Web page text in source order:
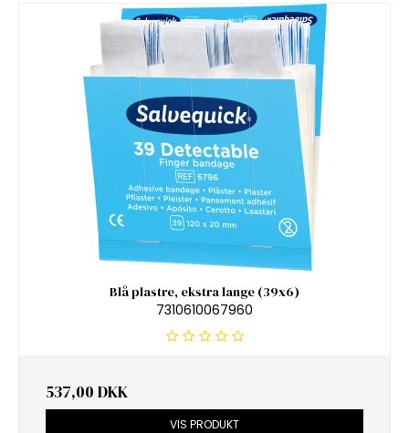
Blå plastre, ekstra lange (39x6)
7310610067960
537,00 DKK
VIS PRODUKT